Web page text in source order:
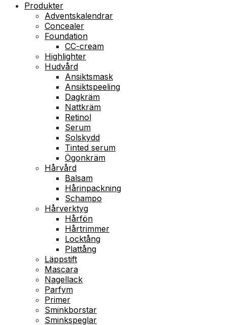
Produkter
Adventskalendrar
Concealer
Foundation
CC-cream
Highlighter
Hudvård
Ansiktsmask
Ansiktspeeling
Dagkräm
Nattkräm
Retinol
Serum
Solskydd
Tinted serum
Ögonkräm
Hårvård
Balsam
Hårinpackning
Schampo
Hårverktyg
Hårfön
Hårtrimmer
Locktång
Plattång
Läppstift
Mascara
Nagellack
Parfym
Primer
Sminkborstar
Sminkspeglar